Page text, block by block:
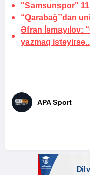
"Samsunspor"
“Qarabağ”dan
Əfran İsmayılov:
yazmaq
APA Sport